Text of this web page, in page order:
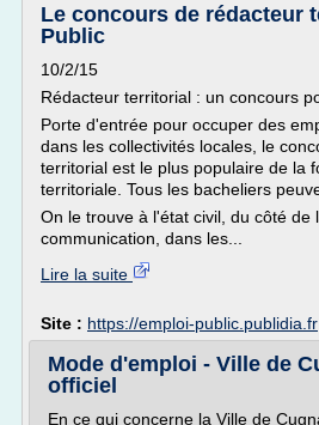
Le concours de rédacteur
Public
10/2/15
Rédacteur territorial : un concours
Porte d'entrée pour occuper des
dans les collectivités locales, le
territorial est le plus populaire de la
territoriale. Tous les bacheliers
On le trouve à l'état civil, du côté de
communication, dans les...
Lire la suite
Site : https://emploi-public.publidia.fr
Mode d'emploi - Ville de
officiel
En ce qui concerne la Ville de